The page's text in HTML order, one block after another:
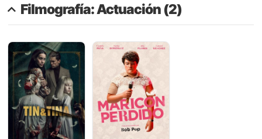
Filmografía: Actuación (2)